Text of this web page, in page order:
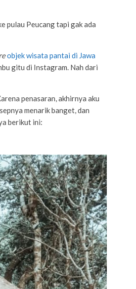
pulau Peucang tapi gak ada
objek wisata pantai di Jawa
gitu di Instagram. Nah dari
penasaran, akhirnya aku
menarik banget, dan
berikut ini: